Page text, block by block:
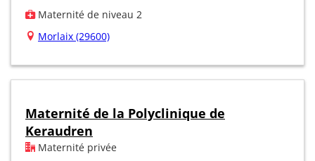
Maternité de niveau 2
Morlaix (29600)
Maternité de la Polyclinique de
Keraudren
Maternité privée